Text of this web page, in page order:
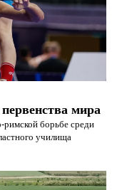
мира
римской борьбе среди
училища